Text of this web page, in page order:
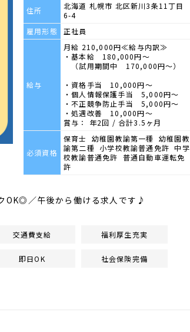
住所
北海道 札幌市 北区新川3条11丁目
6-4
雇用形態
正社員
給与
月給 210,000円≪給与内訳≫
・基本給 180,000円～
（試用期間中 170,000円～）
・資格手当 10,000円～
・個人情報保護手当 5,000円～
・不正競争防止手当 5,000円～
・処遇改善 10,000円～
賞与： 年2回 / 合計3.5ヶ月
必須資格
保育士 幼稚園教諭第一種 幼稚園教
諭第二種 小学校教諭普通免許 中学
校教諭普通免許 普通自動車運転免
許
OK◎／午後から働ける求人です♪
交通費支給 福利厚生充実
即日OK 社会保険完備